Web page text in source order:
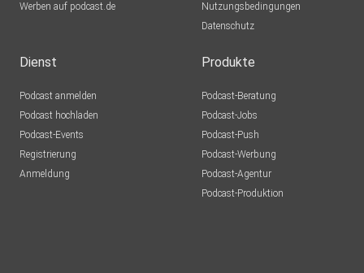
Werben auf podcast.de
Nutzungsbedingungen
Datenschutz
Dienst
Podcast anmelden
Podcast hochladen
Podcast-Events
Registrierung
Anmeldung
Produkte
Podcast-Beratung
Podcast-Jobs
Podcast-Push
Podcast-Werbung
Podcast-Agentur
Podcast-Produktion